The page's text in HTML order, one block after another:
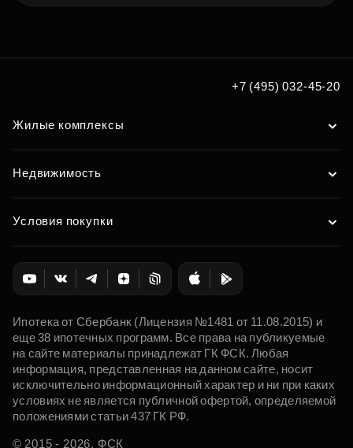
+7 (495) 032-45-20
Жилые комплексы
Недвижимость
Условия покупки
Ипотека от Сбербанк (Лицензия №1481 от 11.08.2015) и
еще 38 ипотечных программ. Все права на публикуемые
на сайте материалы принадлежат ГК ФСК. Любая
информация, представленная на данном сайте, носит
исключительно информационный характер и ни при каких
условиях не является публичной офертой, определяемой
положениями статьи 437 ГК РФ.
© 2015 - 2026. ФСК